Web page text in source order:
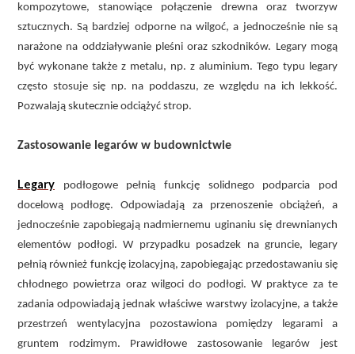
kompozytowe, stanowiące połączenie drewna oraz tworzyw
sztucznych. Są bardziej odporne na wilgoć, a jednocześnie nie są
narażone na oddziaływanie pleśni oraz szkodników. Legary mogą
być wykonane także z metalu, np. z aluminium. Tego typu legary
często stosuje się np. na poddaszu, ze względu na ich lekkość.
Pozwalają skutecznie odciążyć strop.
Zastosowanie legarów w budownictwie
Legary podłogowe pełnią funkcję solidnego podparcia pod
docelową podłogę. Odpowiadają za przenoszenie obciążeń, a
jednocześnie zapobiegają nadmiernemu uginaniu się drewnianych
elementów podłogi. W przypadku posadzek na gruncie, legary
pełnią również funkcję izolacyjną, zapobiegając przedostawaniu się
chłodnego powietrza oraz wilgoci do podłogi. W praktyce za te
zadania odpowiadają jednak właściwe warstwy izolacyjne, a także
przestrzeń wentylacyjna pozostawiona pomiędzy legarami a
gruntem rodzimym. Prawidłowe zastosowanie legarów jest